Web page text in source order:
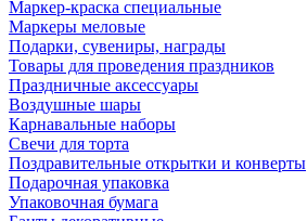
Маркер-краска специальные
Маркеры меловые
Подарки, сувениры, награды
Товары для проведения праздников
Праздничные аксессуары
Воздушные шары
Карнавальные наборы
Свечи для торта
Поздравительные открытки и конверты
Подарочная упаковка
Упаковочная бумага